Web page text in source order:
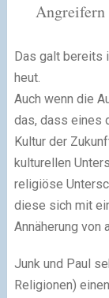
Angreifern
Das galt bereits
heut.
Auch wenn die
das, dass eines
Kultur der
kulturellen
religiöse
diese sich mit
Annäherung von
Junk und Paul
Religionen)